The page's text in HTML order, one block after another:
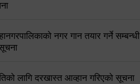
नगर गान तयार गर्ने सम्बन्धी
लागि दरखास्त आव्हान गरिएको सूचना